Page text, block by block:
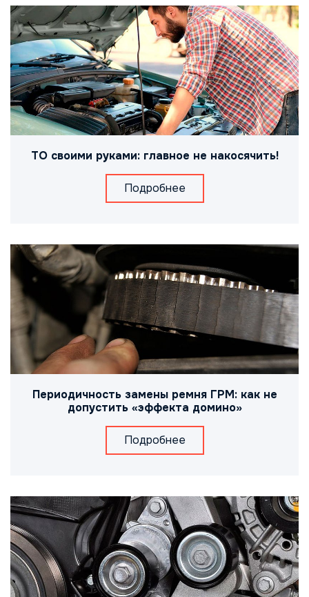
ТО своими руками: главное не накосячить!
Подробнее
Периодичность замены ремня ГРМ: как не
допустить «эффекта домино»
Подробнее